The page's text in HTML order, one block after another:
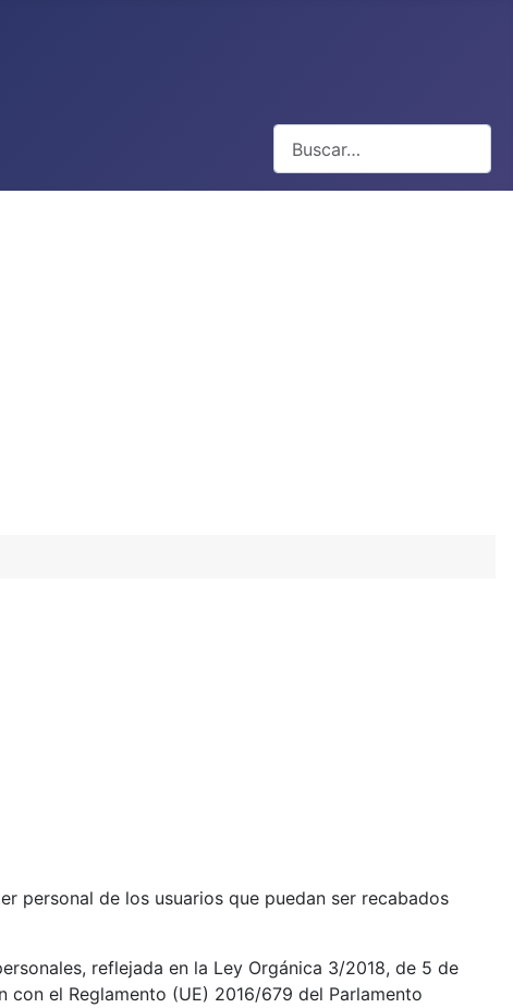
personal de los usuarios que puedan ser recabados
reflejada en la Ley Orgánica 3/2018, de 5 de
el Reglamento (UE) 2016/679 del Parlamento